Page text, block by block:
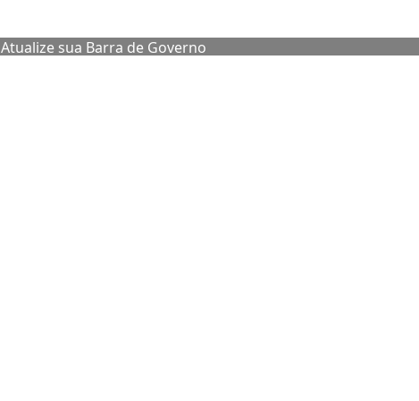
Atualize sua Barra de Governo